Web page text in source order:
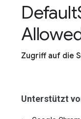
Default
Zugriff auf die
Unterstützt